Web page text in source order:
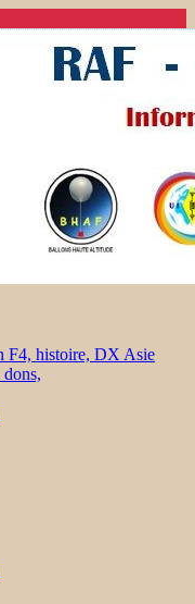
F4, histoire, DX Asie